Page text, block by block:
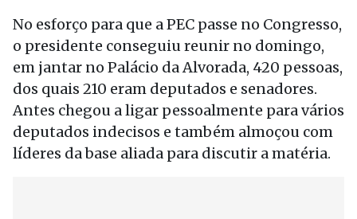
No esforço para que a PEC passe no Congresso,
o presidente conseguiu reunir no domingo,
em jantar no Palácio da Alvorada, 420 pessoas,
dos quais 210 eram deputados e senadores.
Antes chegou a ligar pessoalmente para vários
deputados indecisos e também almoçou com
líderes da base aliada para discutir a matéria.